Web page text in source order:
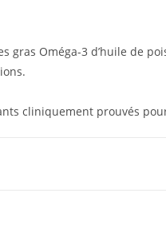
gras Oméga-3 d’huile de
cliniquement prouvés